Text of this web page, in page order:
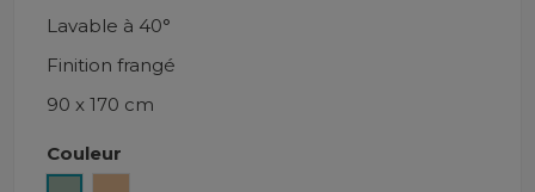
Lavable à 40°
Finition frangé
90 x 170 cm
Couleur